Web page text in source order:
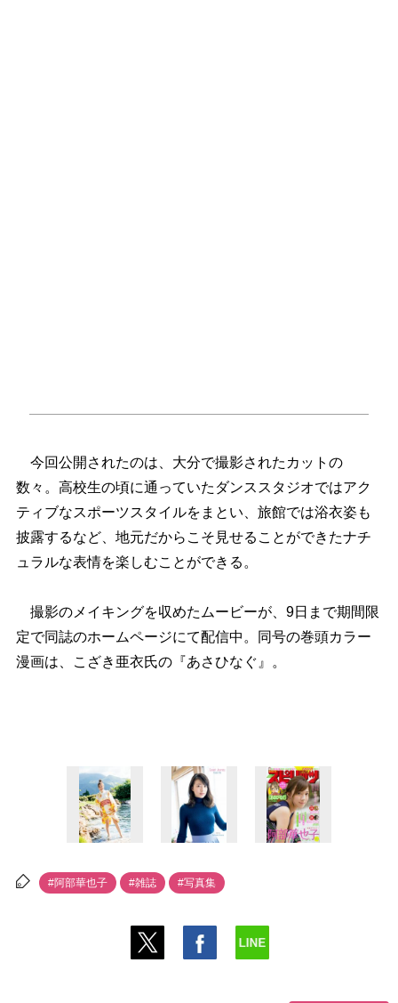
今回公開されたのは、大分で撮影されたカットの
数々。高校生の頃に通っていたダンススタジオではアク
ティブなスポーツスタイルをまとい、旅館では浴衣姿も
披露するなど、地元だからこそ見せることができたナチ
ュラルな表情を楽しむことができる。
撮影のメイキングを収めたムービーが、9日まで期間限
定で同誌のホームページにて配信中。同号の巻頭カラー
漫画は、こざき亜衣氏の『あさひなぐ』。
#阿部華也子 #雑誌 #写真集